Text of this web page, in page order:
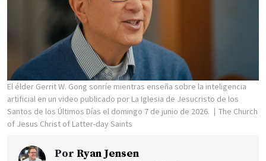
El élder Gerrit W. Gong sonríe mientras enseña sobre la inteligencia
artificial en un video publicado por La Iglesia de Jesucristo de los
Santos de los Últimos Días el domingo 7 de junio de 2026.
The Church
of Jesus Christ of Latter-day Saints
Por Ryan Jensen